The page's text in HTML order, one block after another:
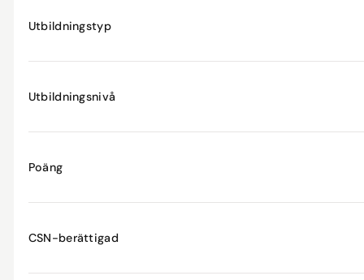
Utbildningstyp
Utbildningsnivå
Poäng
CSN-berättigad